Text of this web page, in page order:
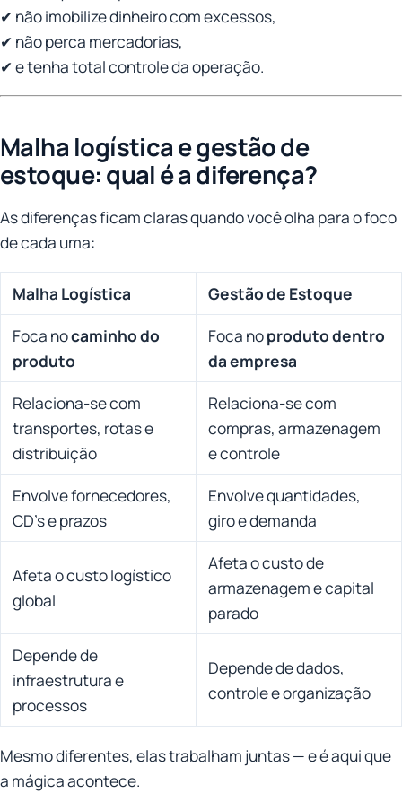
✔ não imobilize dinheiro com excessos,
✔ não perca mercadorias,
✔ e tenha total controle da operação.
Malha logística e gestão de
estoque: qual é a diferença?
As diferenças ficam claras quando você olha para o foco
de cada uma:
Malha Logística
Gestão de Estoque
Foca nocaminho do
produto
Foca noproduto dentro
da empresa
Relaciona-se com
transportes, rotas e
distribuição
Relaciona-se com
compras, armazenagem
e controle
Envolve fornecedores,
CD’s e prazos
Envolve quantidades,
giro e demanda
Afeta o custo logístico
global
Afeta o custo de
armazenagem e capital
parado
Depende de
infraestrutura e
processos
Depende de dados,
controle e organização
Mesmo diferentes, elas trabalham juntas — e é aqui que
a mágica acontece.